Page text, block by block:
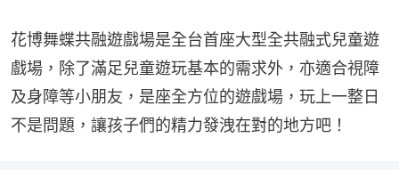
花博舞蝶共融遊戲場是全台首座大型全共融式兒童遊
戲場，除了滿足兒童遊玩基本的需求外，亦適合視障
及身障等小朋友，是座全方位的遊戲場，玩上一整日
不是問題，讓孩子們的精力發洩在對的地方吧！